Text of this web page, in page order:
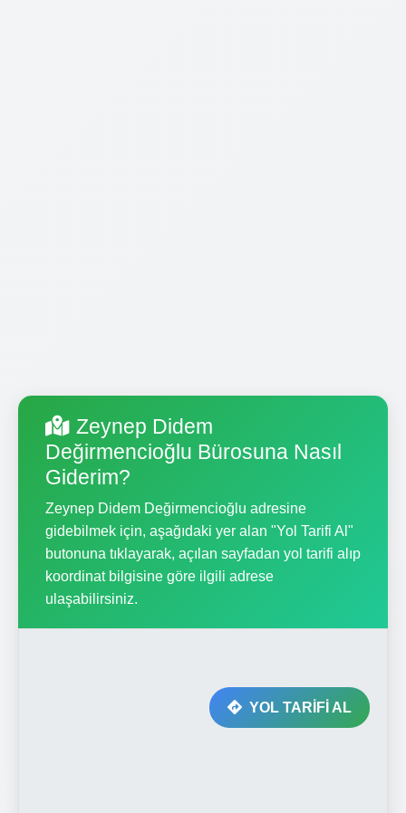
Zeynep Didem
Değirmencioğlu Bürosuna Nasıl
Giderim?
Zeynep Didem Değirmencioğlu adresine
gidebilmek için, aşağıdaki yer alan "Yol Tarifi Al"
butonuna tıklayarak, açılan sayfadan yol tarifi alıp
koordinat bilgisine göre ilgili adrese
ulaşabilirsiniz.
YOL TARİFİ AL